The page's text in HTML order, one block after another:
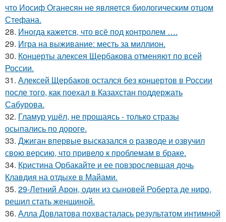
что Иосиф Оганесян не является биологическим отцом
Стефана.
28. Иногда кажется, что всё под контролем ….
29. Игра на выживание: месть за миллион.
30. Концерты алексея Щербакова отменяют по всей
России.
31. Алексей Щербаков остался без концертов в России
после того, как поехал в Казахстан поддержать
Сабурова.
32. Гламур ушёл, не прощаясь - только стразы
осыпались по дороге.
33. Джиган впервые высказался о разводе и озвучил
свою версию, что привело к проблемам в браке.
34. Кристина Орбакайте и ее повзрослевшая дочь
Клавдия на отдыхе в Майами.
35. 29-Летний Арон, один из сыновей Роберта де ниро,
решил стать женщиной.
36. Алла Довлатова похвасталась результатом интимной